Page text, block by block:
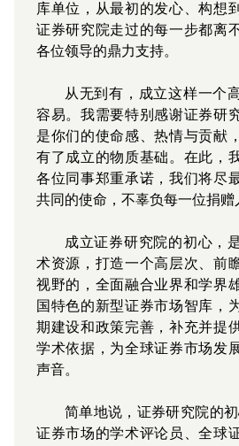
库单位，从最初的发心、构想
证券研究院走过的每一步都离
各位领导的鼎力支持。
从无到有，成立这样一个
容易。我需要特别感谢证券研
是你们的使命感、热情与贡献
有了成立的物质基础。在此，
各位同事郑重承诺，我们将尽
共同的使命，不辜负每一位捐赠
成立证券研究院的初心，
术资源，打造一个高层次、前
视野的，全面融合业界和学界
国特色的新型证券市场智库，
期建设和政策完善，补充并提
学术依据，为全球证券市场发
声音。
简单地说，证券研究院的
证券市场的学术评论员、全球